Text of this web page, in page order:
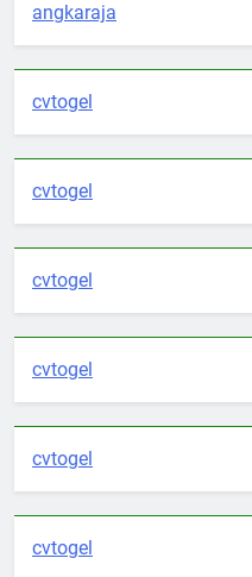
angkaraja
cvtogel
cvtogel
cvtogel
cvtogel
cvtogel
cvtogel